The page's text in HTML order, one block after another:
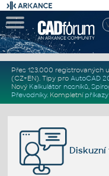
Přes 123.000 registrovaných
(CZ+EN). Tipy pro AutoCAD
Nový Kalkulátor nosníků,
Převodníky. Kompletní příkazy